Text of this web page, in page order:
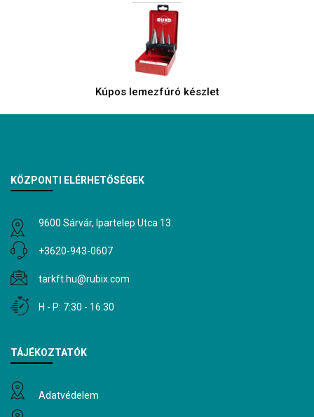
Kúpos lemezfúró készlet
KÖZPONTI ELÉRHETŐSÉGEK
9600 Sárvár, Ipartelep Utca 13.
+3620-943-0607
tarkft.hu@rubix.com
H - P: 7:30 - 16:30
TÁJÉKOZTATÓK
Adatvédelem